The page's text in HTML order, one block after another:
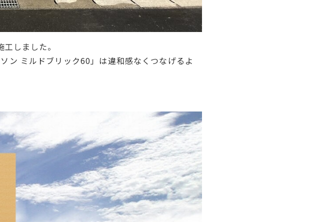
しました。
ン ミルドブリック60」は違和感なくつなげるよ